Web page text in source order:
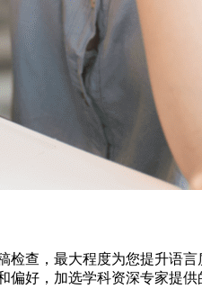
检查，最大程度为您提升语
好，加选学科资深专家提供